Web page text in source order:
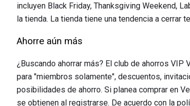
incluyen Black Friday, Thanksgiving Weekend,
la tienda. La tienda tiene una tendencia a cerrar
Ahorre aún más
¿Buscando ahorrar más? El club de ahorros
para "miembros solamente", descuentos,
posibilidades de ahorro. Si planea comprar en
se obtienen al registrarse. De acuerdo con la